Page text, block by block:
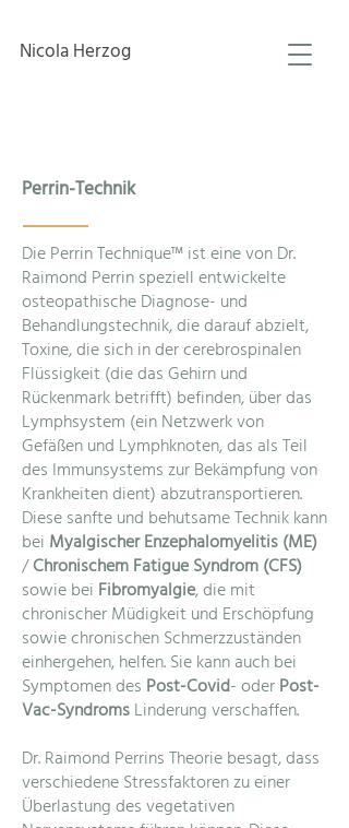
Nicola Herzog
Perrin-Technik
Die Perrin Technique™ ist eine von Dr.
Raimond Perrin speziell entwickelte
osteopathische Diagnose- und
Behandlungstechnik, die darauf abzielt,
Toxine, die sich in der cerebrospinalen
Flüssigkeit (die das Gehirn und
Rückenmark betrifft) befinden, über das
Lymphsystem (ein Netzwerk von
Gefäßen und Lymphknoten, das als Teil
des Immunsystems zur Bekämpfung von
Krankheiten dient) abzutransportieren.
Diese sanfte und behutsame Technik kann
bei Myalgischer Enzephalomyelitis (ME)
/Chronischem Fatigue Syndrom (CFS)
sowie bei Fibromyalgie, die mit
chronischer Müdigkeit und Erschöpfung
sowie chronischen Schmerzzuständen
einhergehen, helfen. Sie kann auch bei
Symptomen des Post-Covid- oder Post-
Vac-Syndroms Linderung verschaffen.
Dr. Raimond Perrins Theorie besagt, dass
verschiedene Stressfaktoren zu einer
Überlastung des vegetativen